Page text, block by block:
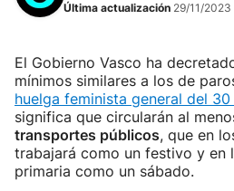
Última actualización 29/11/2023
El Gobierno Vasco ha
mínimos similares a los de
huelga feminista general del
significa que circularán al
transportes públicos, que en
trabajará como un festivo y en
primaria como un sábado.